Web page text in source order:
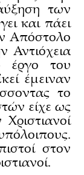
των
και πάει
Απόστολο
Αντιόχεια
έργο του
έμειναν
το
είχε ως
στον